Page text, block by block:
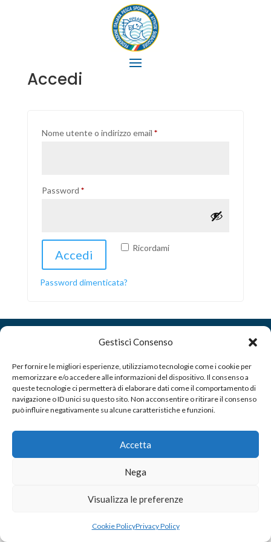
Gestisci Consenso
Per fornire le migliori esperienze, utilizziamo tecnologie come i cookie per
memorizzare e/o accedere alle informazioni del dispositivo. Il consenso a
queste tecnologie ci permetterà di elaborare dati come il comportamento di
navigazione o ID unici su questo sito. Non acconsentire o ritirare il consenso
può influire negativamente su alcune caratteristiche e funzioni.
Accetta
Nega
Visualizza le preferenze
Cookie PolicyPrivacy Policy
Il mio account
Accedi
Nome utente o indirizzo email *Richiesto
Password *Richiesto
Ricordami
Accedi
Password dimenticata?
riservati.
Telefono: 335 596 8803 e 393 869 0387 | Mail:
P.IVA 01382061008 |Informativa sulla Privacy